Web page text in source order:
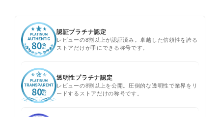
認証プラチナ認定
レビューの8割以上が認証済み。卓越した信頼性を誇る
ストアだけが手にできる称号です。
透明性プラチナ認定
レビューの8割以上を公開。圧倒的な透明性で業界をリ
ードするストアだけの称号です。